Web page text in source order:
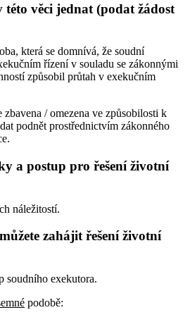
věci jednat (podat žádost
která se domnívá, že soudní
řízení v souladu se zákonnými
způsobil průtah v exekučním
/ omezena ve způsobilosti k
podnět prostřednictvím zákonného
a postup pro řešení životní
náležitostí.
zahájit řešení životní
soudního exekutora.
podobě: